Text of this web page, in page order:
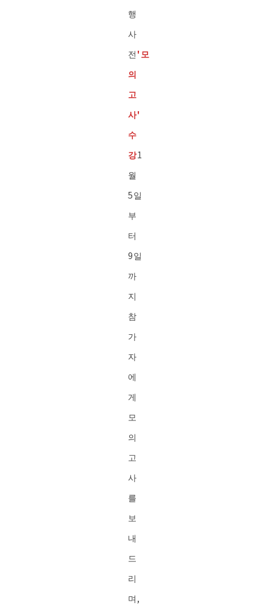
행
사
전 '모
의
고
사'
수
강1
월
5일
부
터
9일
까
지
참
가
자
에
게
모
의
고
사
를
보
내
드
리
며,